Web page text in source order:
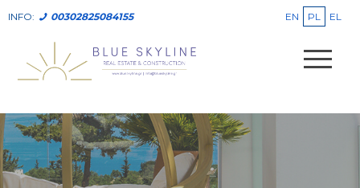
INFO: 00302825084155 EN PL EL